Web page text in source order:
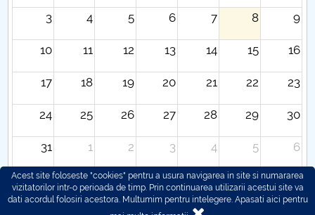
3 4 5 6 7 8 9
10 11 12 13 14 15 16
17 18 19 20 21 22 23
24 25 26 27 28 29 30
31 1 2 3 4 5 6
Acest site foloseste "cookies" pentru a usura navigarea in site si numararea
vizitatorilor intr-o perioada de timp. Prin continuarea utilizarii acestui site va
dati acordul folosiri acestora. Multumim pentru intelegere. Apasati aici pentru